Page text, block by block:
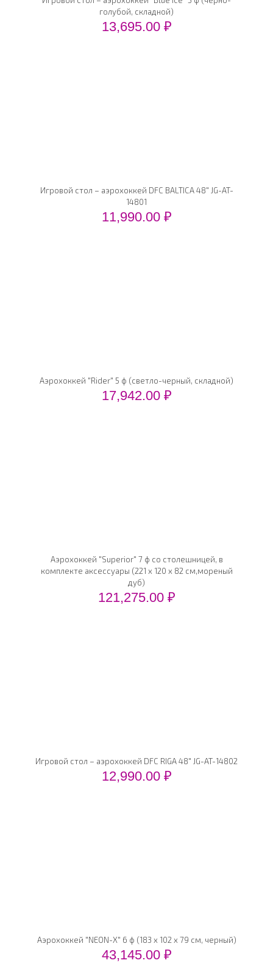
голубой, складной)
13,695.00 ₽
Игровой стол – аэрохоккей DFC BALTICA 48" JG-AT-
14801
11,990.00 ₽
Аэрохоккей "Rider" 5 ф (светло-черный, складной)
17,942.00 ₽
Аэрохоккей "Superior" 7 ф со столешницей, в
комплекте аксессуары (221 x 120 x 82 см,мореный
дуб)
121,275.00 ₽
Игровой стол – аэрохоккей DFC RIGA 48" JG-AT-14802
12,990.00 ₽
Аэрохоккей "NEON-X" 6 ф (183 х 102 х 79 см, черный)
43,145.00 ₽